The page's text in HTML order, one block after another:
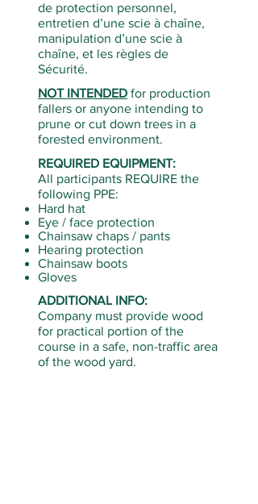
de protection personnel,
entretien d’une scie à chaîne,
manipulation d’une scie à
chaîne, et les règles de
Sécurité.
NOT INTENDED for production
fallers or anyone intending to
prune or cut down trees in a
forested environment.
REQUIRED EQUIPMENT:
All participants REQUIRE the
following PPE:
Hard hat
Eye / face protection
Chainsaw chaps / pants
Hearing protection
Chainsaw boots
Gloves
ADDITIONAL INFO:
Company must provide wood
for practical portion of the
course in a safe, non-traffic area
of the wood yard.